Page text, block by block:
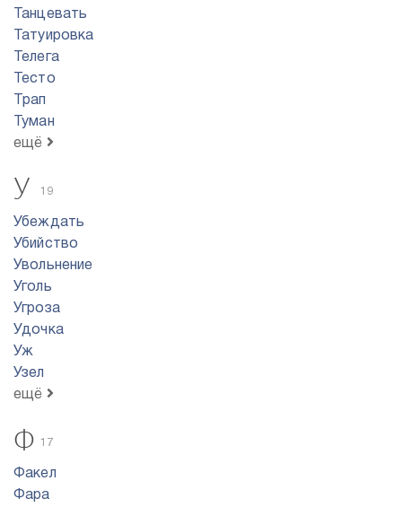
Танцевать
Татуировка
Телега
Тесто
Трап
Туман
ещё
У 19
Убеждать
Убийство
Увольнение
Уголь
Угроза
Удочка
Уж
Узел
ещё
Ф 17
Факел
Фара